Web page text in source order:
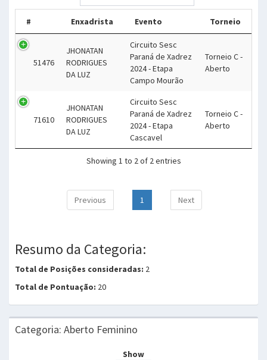
# Enxadrista Evento Torneio
51476
JHONATAN
RODRIGUES
DA LUZ
Circuito Sesc
Paraná de Xadrez
2024 - Etapa
Campo Mourão
Torneio C -
Aberto
71610
JHONATAN
RODRIGUES
DA LUZ
Circuito Sesc
Paraná de Xadrez
2024 - Etapa
Cascavel
Torneio C -
Aberto
Showing 1 to 2 of 2 entries
Previous 1 Next
Resumo da Categoria:
Total de Posições consideradas: 2
Total de Pontuação: 20
Categoria: Aberto Feminino
Show